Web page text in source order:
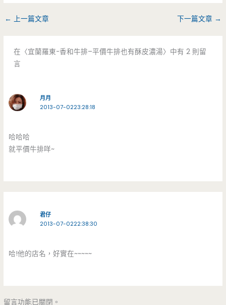
← 上一篇文章 下一篇文章 →
在〈宜蘭羅東-香和牛排–平價牛排也有酥皮濃湯〉中有 2 則留
言
月月
2013-07-0223:28:18
哈哈哈
就平價牛排咩~
君仔
2013-07-0222:38:30
哈!他的店名，好實在~~~~~
留言功能已關閉。